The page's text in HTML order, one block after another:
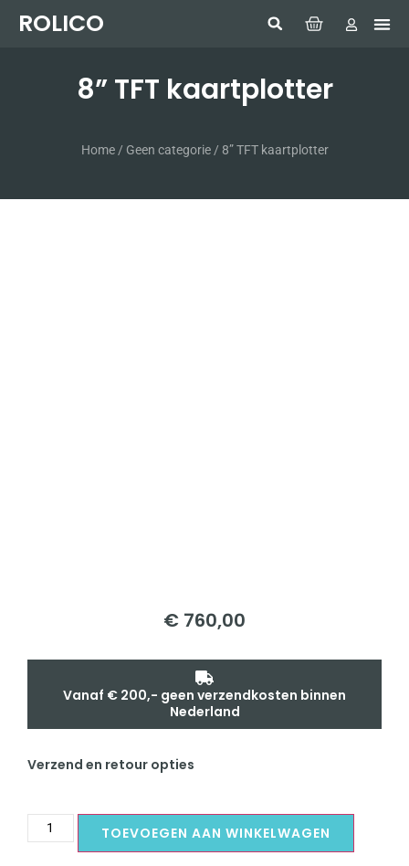
ROLICO
8” TFT kaartplotter
Home/ Geen categorie/ 8” TFT kaartplotter
€ 760,00
Vanaf € 200,- geen verzendkosten binnen
Nederland
Verzend en retour opties
TOEVOEGEN AAN WINKELWAGEN